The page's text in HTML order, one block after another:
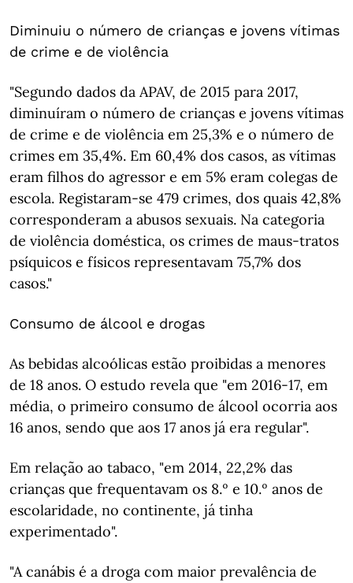
Diminuiu o número de crianças e jovens vítimas
de crime e de violência
"Segundo dados da APAV, de 2015 para 2017,
diminuíram o número de crianças e jovens vítimas
de crime e de violência em 25,3% e o número de
crimes em 35,4%. Em 60,4% dos casos, as vítimas
eram filhos do agressor e em 5% eram colegas de
escola. Registaram-se 479 crimes, dos quais 42,8%
corresponderam a abusos sexuais. Na categoria
de violência doméstica, os crimes de maus-tratos
psíquicos e físicos representavam 75,7% dos
casos."
Consumo de álcool e drogas
As bebidas alcoólicas estão proibidas a menores
de 18 anos. O estudo revela que "em 2016-17, em
média, o primeiro consumo de álcool ocorria aos
16 anos, sendo que aos 17 anos já era regular".
Em relação ao tabaco, "em 2014, 22,2% das
crianças que frequentavam os 8.º e 10.º anos de
escolaridade, no continente, já tinha
experimentado".
"A canábis é a droga com maior prevalência de